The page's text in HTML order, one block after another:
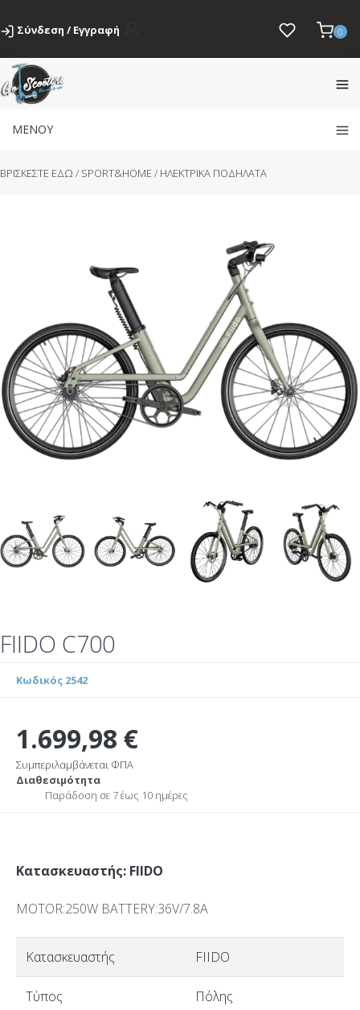
Σύνδεση / Εγγραφή 0
ΜΕΝΟΥ
BΡΙΣΚΕΣΤΕ ΕΔΩ / SPORT&HOME/ ΗΛΕΚΤΡΙΚΑ ΠΟΔΗΛΑΤΑ
FIIDO C700
Κωδικός 2542
1.699,98 €
Συμπεριλαμβάνεται ΦΠΑ
Διαθεσιμότητα
Παράδοση σε 7 έως 10 ημέρες
Κατασκευαστής: FIIDO
MOTOR:250W BATTERY:36V/7.8A
Κατασκευαστής FIIDO
Τύπος Πόλης